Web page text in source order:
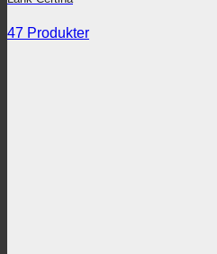
47 Produkter